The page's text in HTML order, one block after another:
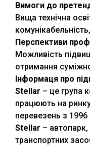
Вимоги до
Вища технічна
Перспективи
Можливість
отримання
Інформаця про
Stellar – це група
працюють на
перевезень з 1996
Stellar –
транспортних